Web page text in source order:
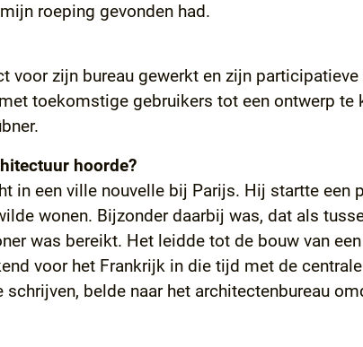
roeping gevonden had.
zijn bureau gewerkt en zijn
toekomstige gebruikers tot een ontwerp te
hoorde?
in een ville nouvelle bij Parijs. Hij startte
wonen. Bijzonder daarbij was, dat als
was bereikt. Het leidde tot de bouw van
voor het Frankrijk in die tijd met de
belde naar het architectenbureau